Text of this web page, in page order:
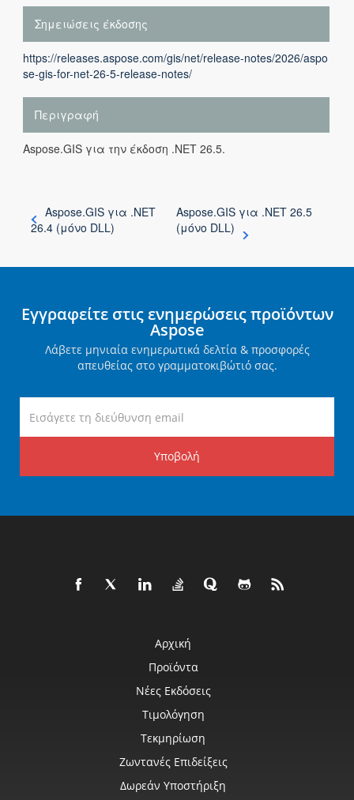
Σημειώσεις έκδοσης
https://releases.aspose.com/gis/net/release-notes/2026/aspo
se-gis-for-net-26-5-release-notes/
Περιγραφή
Aspose.GIS για την έκδοση .NET 26.5.
Aspose.GIS για .NET
26.4 (μόνο DLL)
Aspose.GIS για .NET 26.5
(μόνο DLL)
Εγγραφείτε στις ενημερώσεις προϊόντων
Aspose
Λάβετε μηνιαία ενημερωτικά δελτία & προσφορές
απευθείας στο γραμματοκιβώτιό σας.
Υποβολή
Αρχική
Προϊόντα
Νέες Εκδόσεις
Τιμολόγηση
Τεκμηρίωση
Ζωντανές Επιδείξεις
Δωρεάν Υποστήριξη